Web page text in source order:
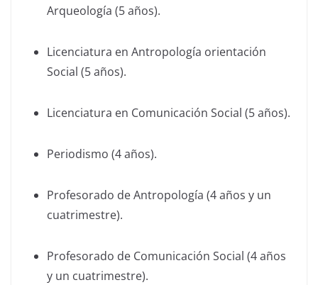
Arqueología (5 años).
Licenciatura en Antropología orientación
Social (5 años).
Licenciatura en Comunicación Social (5 años).
Periodismo (4 años).
Profesorado de Antropología (4 años y un
cuatrimestre).
Profesorado de Comunicación Social (4 años
y un cuatrimestre).